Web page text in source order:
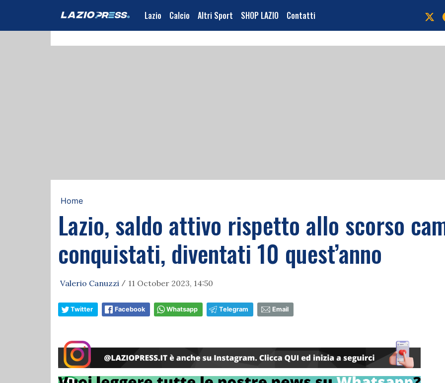
Lazio Calcio Altri Sport SHOP LAZIO Contatti
Home
Lazio, saldo attivo rispetto allo scorso
conquistati, diventati 10 quest’anno
Valerio Canuzzi / 11 October 2023, 14:50
Twitter Facebook Whatsapp Telegram Email